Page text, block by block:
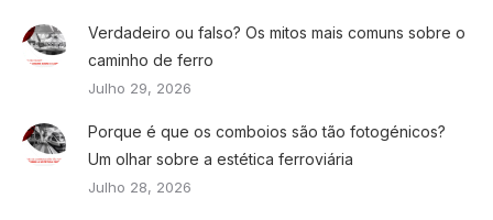
Verdadeiro ou falso? Os mitos mais comuns sobre o
caminho de ferro
Julho 29, 2026
Porque é que os comboios são tão fotogénicos?
Um olhar sobre a estética ferroviária
Julho 28, 2026